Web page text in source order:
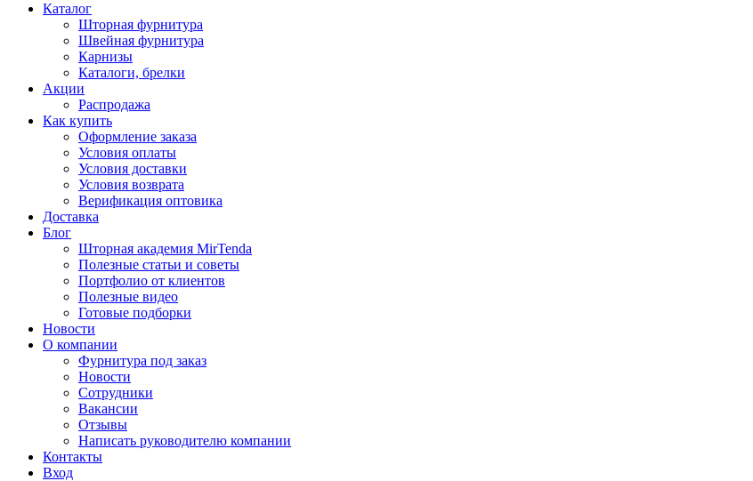
Каталог
Шторная фурнитура
Швейная фурнитура
Карнизы
Каталоги, брелки
Акции
Распродажа
Как купить
Оформление заказа
Условия оплаты
Условия доставки
Условия возврата
Верификация оптовика
Доставка
Блог
Шторная академия MirTenda
Полезные статьи и советы
Портфолио от клиентов
Полезные видео
Готовые подборки
Новости
О компании
Фурнитура под заказ
Новости
Сотрудники
Вакансии
Отзывы
Написать руководителю компании
Контакты
Вход